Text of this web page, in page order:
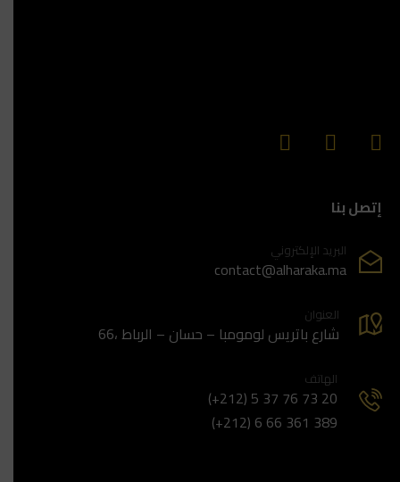
إتصل بنا
البريد الإلكتروني
contact@alharaka.ma
العنوان
66، شارع باتريس لومومبا – حسان – الرباط
الهاتف
(+212) 5 37 76 73 20
(+212) 6 66 361 389